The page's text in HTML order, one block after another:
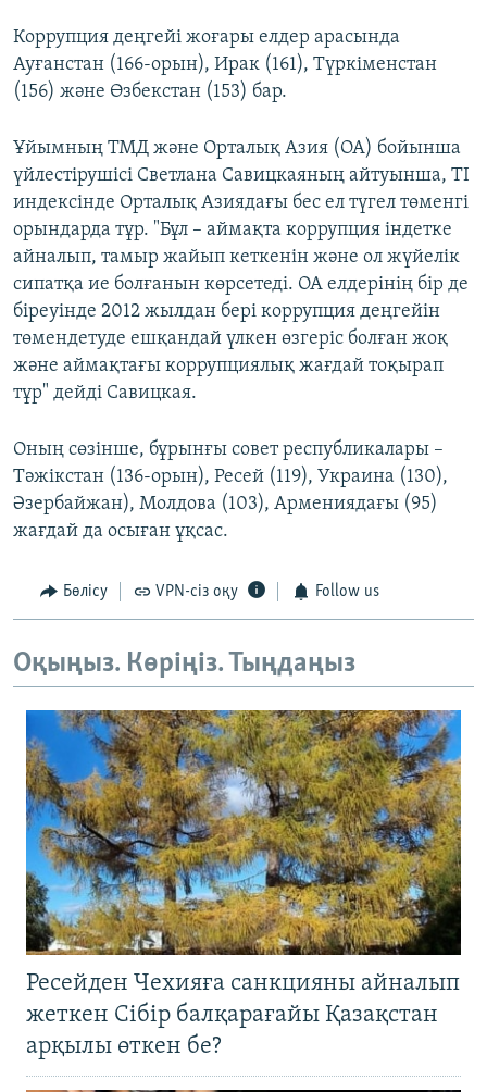
Коррупция деңгейі жоғары елдер арасында
Ауғанстан (166-орын), Ирак (161), Түркіменстан
(156) және Өзбекстан (153) бар.
Ұйымның ТМД және Орталық Азия (ОА) бойынша
үйлестірушісі Светлана Савицкаяның айтуынша, TI
индексінде Орталық Азиядағы бес ел түгел төменгі
орындарда тұр. "Бұл – аймақта коррупция індетке
айналып, тамыр жайып кеткенін және ол жүйелік
сипатқа ие болғанын көрсетеді. ОА елдерінің бір де
біреуінде 2012 жылдан бері коррупция деңгейін
төмендетуде ешқандай үлкен өзгеріс болған жоқ
және аймақтағы коррупциялық жағдай тоқырап
тұр" дейді Савицкая.
Оның сөзінше, бұрынғы совет республикалары –
Тәжікстан (136-орын), Ресей (119), Украина (130),
Әзербайжан), Молдова (103), Армениядағы (95)
жағдай да осыған ұқсас.
Бөлісу VPN-сіз оқу Follow us
Оқыңыз. Көріңіз. Тыңдаңыз
Ресейден Чехияға санкцияны айналып
жеткен Сібір балқарағайы Қазақстан
арқылы өткен бе?